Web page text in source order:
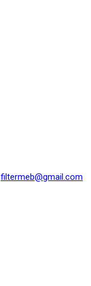
filtermeb@gmail.com